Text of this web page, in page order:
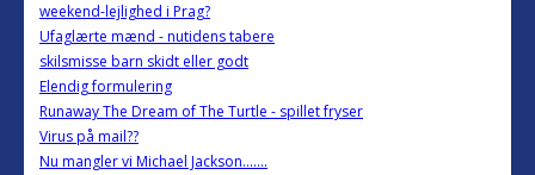
weekend-lejlighed i Prag?
Ufaglærte mænd - nutidens tabere
skilsmisse barn skidt eller godt
Elendig formulering
Runaway The Dream of The Turtle - spillet fryser
Virus på mail??
Nu mangler vi Michael Jackson.......